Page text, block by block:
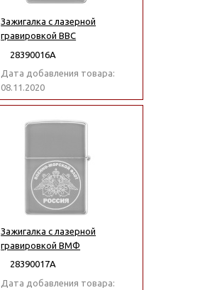
Зажигалка с лазерной
гравировкой ВВС
28390016А
Дата добавления товара:
08.11.2020
Зажигалка с лазерной
гравировкой ВМФ
28390017А
Дата добавления товара: